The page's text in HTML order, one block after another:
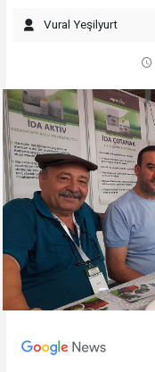
Vural Yeşilyurt